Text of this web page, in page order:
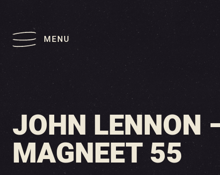
MENU
JOHN LENNON
MAGNEET 55